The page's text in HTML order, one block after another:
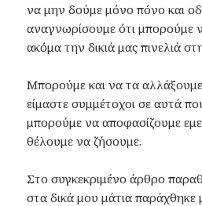
να μην δούμε μόνο πόνο και
αναγνωρίσουμε ότι μπορούμε
ακόμα την δικιά μας πινελιά
Μπορούμε και να τα
είμαστε συμμέτοχοι σε αυτά
μπορούμε να αποφασίζουμε
θέλουμε να ζήσουμε.
Στο συγκεκριμένο άρθρο
στα δικά μου μάτια παράχθηκε